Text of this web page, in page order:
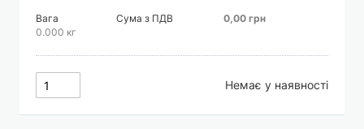
Вага
0.000 кг
Сума з ПДВ 0,00 грн
Немає у наявності